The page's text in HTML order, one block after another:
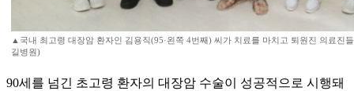
▲국내 최고령 대장암 환자인 김용직(95·왼쪽 4번째) 씨가 치료를 마치고 퇴원진 의료진
길병원)
90세를 넘긴 초고령 환자의 대장암 수술이 성공적으로 시행돼